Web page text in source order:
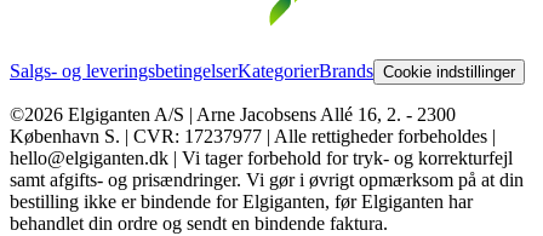
Salgs- og leveringsbetingelserKategorierBrands Cookie indstillinger
©2026 Elgiganten A/S | Arne Jacobsens Allé 16, 2. - 2300
København S. | CVR: 17237977 | Alle rettigheder forbeholdes |
hello@elgiganten.dk | Vi tager forbehold for tryk- og korrekturfejl
samt afgifts- og prisændringer. Vi gør i øvrigt opmærksom på at din
bestilling ikke er bindende for Elgiganten, før Elgiganten har
behandlet din ordre og sendt en bindende faktura.